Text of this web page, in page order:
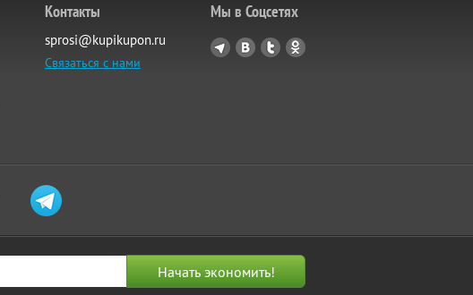
Контакты
sprosi@kupikupon.ru
Связаться с нами
Мы в Соцсетях